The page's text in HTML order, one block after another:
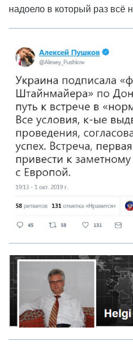
надоело в который раз всё